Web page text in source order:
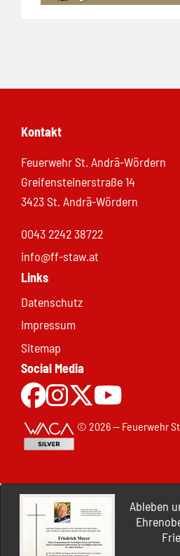
Kontakt
Feuerwehr St. Andrä-Wördern
Greifensteinerstraße 14
3423 St. Andrä-Wördern
0043 2242 38722
info@ff-staw.at
Links
Datenschutz
Impressum
Sitemap
Social Media
Zur Facebookseite
Zu Instgram
Zu X.com
© 2026 — Feuerwehr
Ableben